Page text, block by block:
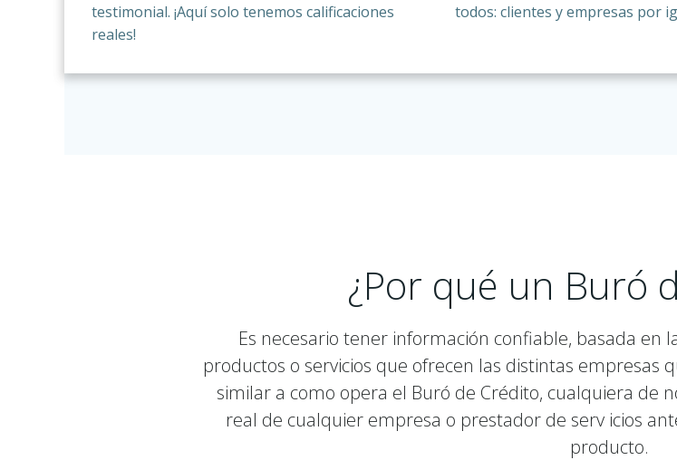
testimonial. ¡Aquí solo tenemos calificaciones
reales!
todos: clientes y empresas por
¿Por qué un Buró
Es necesario tener información confiable, basada en
productos o servicios que ofrecen las distintas empresas
similar a como opera el Buró de Crédito, cualquiera de
real de cualquier empresa o prestador de serv icios
producto.